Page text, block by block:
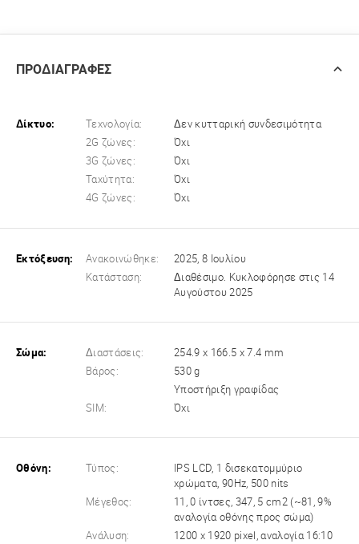
ΠΡΟΔΙΑΓΡΑΦΕΣ
Δίκτυο: Τεχνολογία:
Δεν κυτταρική συνδεσιμότητα
2G ζώνες:
Όχι
3G ζώνες:
Όχι
Ταχύτητα:
Όχι
4G ζώνες:
Όχι
Εκτόξευση: Ανακοινώθηκε:
2025, 8 Ιουλίου
Κατάσταση:
Διαθέσιμο. Κυκλοφόρησε στις 14
Αυγούστου 2025
Σώμα: Διαστάσεις:
254.9 x 166.5 x 7.4 mm
Βάρος:
530 g
Υποστήριξη γραφίδας
SIM:
Όχι
Οθόνη: Τύπος:
IPS LCD, 1 δισεκατομμύριο
χρώματα, 90Hz, 500 nits
Μέγεθος:
11, 0 ίντσες, 347, 5 cm2 (~81, 9%
αναλογία οθόνης προς σώμα)
Ανάλυση:
1200 x 1920 pixel, αναλογία 16:10